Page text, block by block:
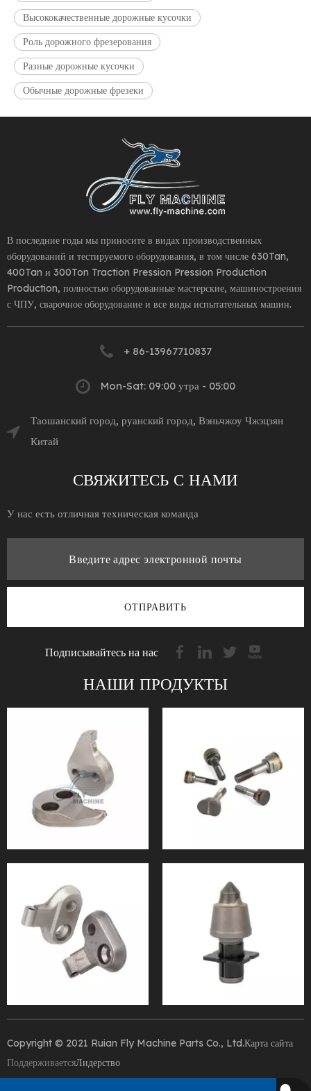
Высококачественные дорожные кусочки
Роль дорожного фрезерования
Разные дорожные кусочки
Обычные дорожные фрезеки
В последние годы мы приносите в видах производственных
оборудований и тестируемого оборудования, в том числе 630Tan,
400Tan и 300Ton Traction Pression Pression Production
Production, полностью оборудованные мастерские, машиностроения
с ЧПУ, сварочное оборудование и все виды испытательных машин.
+ 86-13967710837
Mon-Sat: 09:00 утра - 05:00
Таошанский город, руанский город, Вэньчжоу Чжэцзян
Китай
СВЯЖИТЕСЬ С НАМИ
У нас есть отличная техническая команда
ОТПРАВИТЬ
Подписывайтесь на нас
НАШИ ПРОДУКТЫ
Copyright © 2021 Ruian Fly Machine Parts Co., Ltd.Карта сайта
ПоддерживаетсяЛидерство